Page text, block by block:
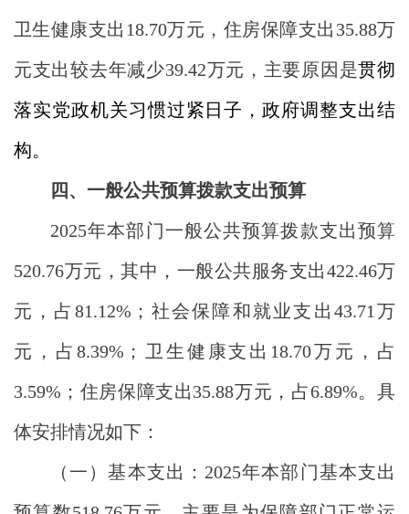
卫生健康支出18.70万元，住房保障支出35.88万
元支出较去年减少39.42万元，主要原因是贯彻
落实党政机关习惯过紧日子，政府调整支出结
构。
四、一般公共预算拨款支出预算
2025年本部门一般公共预算拨款支出预算
520.76万元，其中，一般公共服务支出422.46万
元，占81.12%；社会保障和就业支出43.71万
元，占8.39%；卫生健康支出18.70万元，占
3.59%；住房保障支出35.88万元，占6.89%。具
体安排情况如下：
（一）基本支出：2025年本部门基本支出